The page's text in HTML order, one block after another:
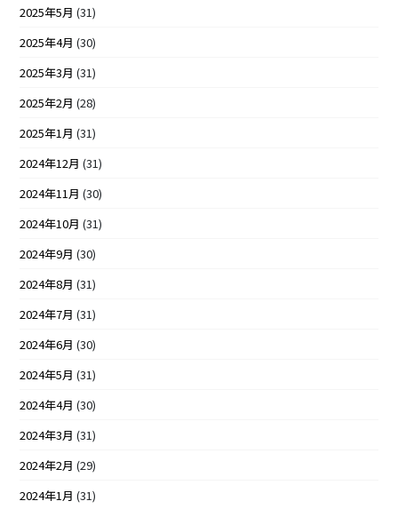
2025年5月 (31)
2025年4月 (30)
2025年3月 (31)
2025年2月 (28)
2025年1月 (31)
2024年12月 (31)
2024年11月 (30)
2024年10月 (31)
2024年9月 (30)
2024年8月 (31)
2024年7月 (31)
2024年6月 (30)
2024年5月 (31)
2024年4月 (30)
2024年3月 (31)
2024年2月 (29)
2024年1月 (31)